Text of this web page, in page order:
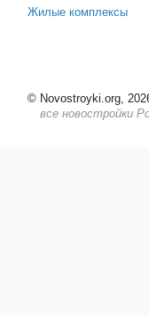
Жилые комплексы
© Novostroyki.org,
все новостройки